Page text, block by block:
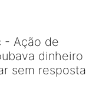
- Ação de
dinheiro
sem resposta